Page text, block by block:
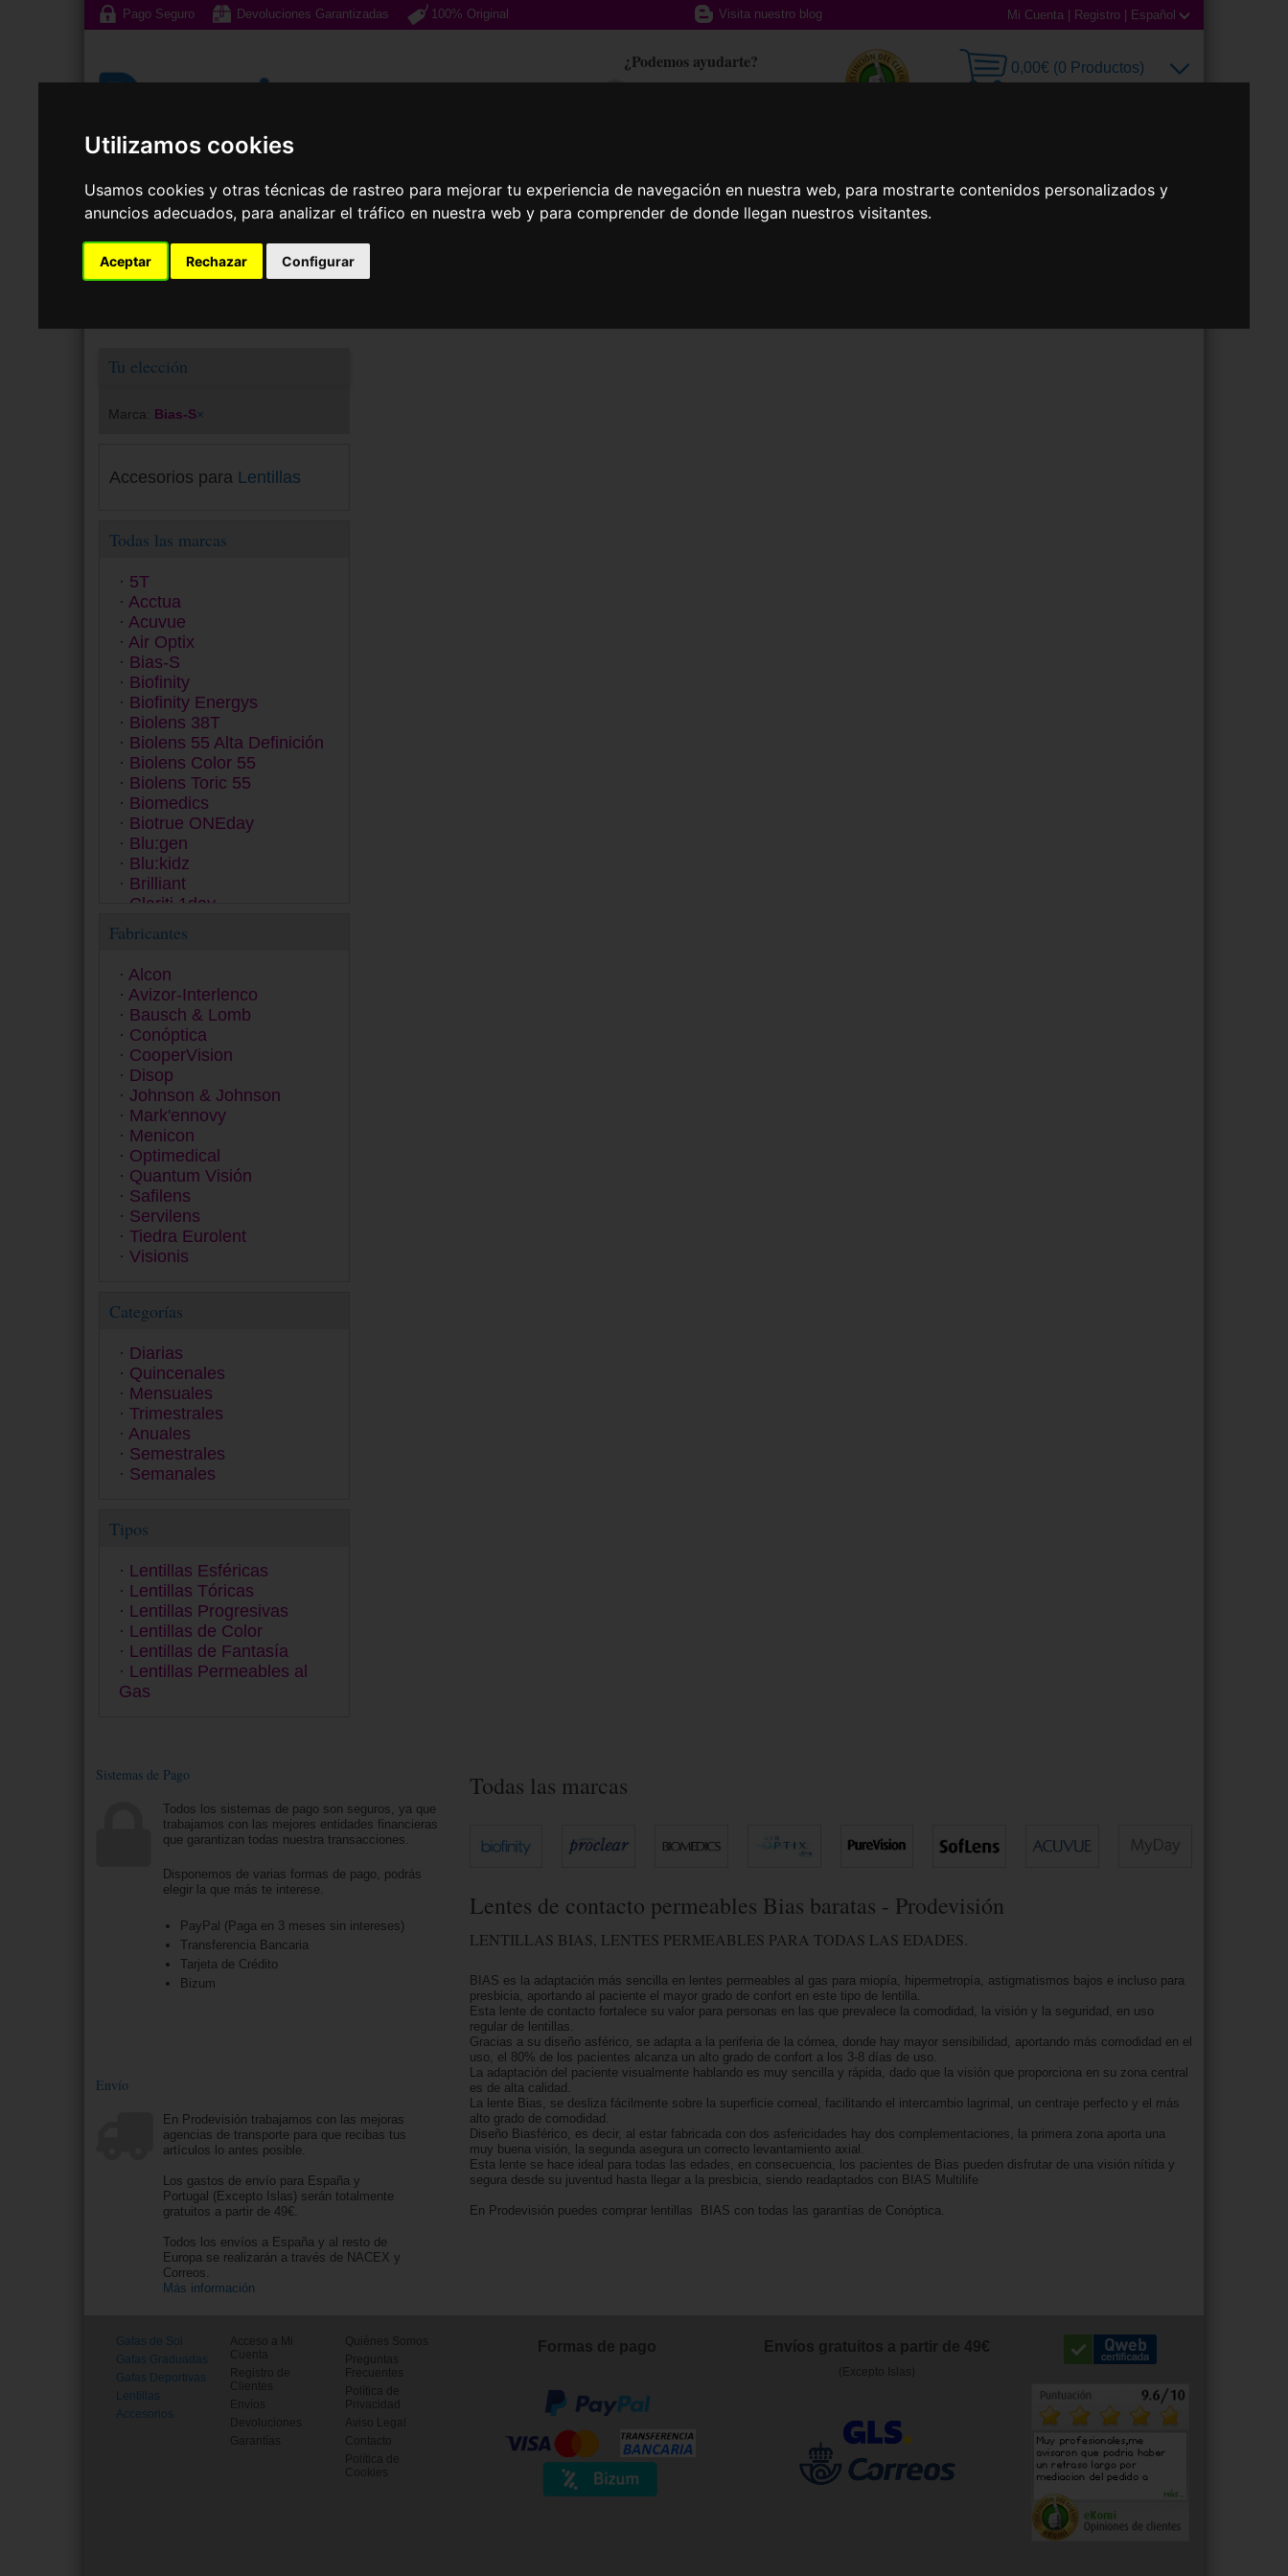
Utilizamos cookies
Usamos cookies y otras técnicas de rastreo para mejorar tu experiencia de navegación en nuestra web, para mostrarte contenidos personalizados y
anuncios adecuados, para analizar el tráfico en nuestra web y para comprender de donde llegan nuestros visitantes.
Aceptar Rechazar Configurar
Pago Seguro Devoluciones Garantizadas 100% Original Visita nuestro blog Mi Cuenta Registro Español
¿Podemos ayudarte? 0,00€ (0 Productos)
Gafas de Sol Gafas Graduadas Gafas Deportivas Lentillas Accesorios
Tu elección
Marca: Bias-S×
Accesorios para Lentillas
Todas las marcas
5T
Acctua
Acuvue
Air Optix
Bias-S
Biofinity
Biofinity Energys
Biolens 38T
Biolens 55 Alta Definición
Biolens Color 55
Biolens Toric 55
Biomedics
Biotrue ONEday
Blu:gen
Blu:kidz
Brilliant
Clariti 1day
Clear 38
ColourVUE
Contact
Dailies
Equilibria
ET 43
Exacta
Extrema
Eyesoft
Freshlook
Fusion
Gentle 59
Gentle 80
GP
Hidro Health
Horizont
Inno
Lens
MyDay
Myvision Júnior
Myvision Max
Premio
Proclear
PureVision
Quattro
Safe-Gel
Safeline 55 A
SPH 5 Anual
Zero 6
Fabricantes
Alcon
Avizor-Interlenco
Bausch & Lomb
Conóptica
CooperVision
Disop
Johnson & Johnson
Mark'ennovy
Menicon
Optimedical
Quantum Visión
Safilens
Servilens
Tiedra Eurolent
Visionis
Categorías
Diarias
Quincenales
Mensuales
Trimestrales
Anuales
Semestrales
Semanales
Tipos
Lentillas Esféricas
Lentillas Tóricas
Lentillas Progresivas
Lentillas de Color
Lentillas de Fantasía
Lentillas Permeables al
Gas
Todas las marcas
Lentes de contacto permeables Bias baratas - Prodevisión
LENTILLAS BIAS, LENTES PERMEABLES PARA TODAS LAS EDADES.
BIAS es la adaptación más sencilla en lentes permeables al gas para miopía, hipermetropía, astigmatismos bajos e incluso para
presbicia, aportando al paciente el mayor grado de confort en este tipo de lentilla.
Esta lente de contacto fortalece su valor para personas en las que prevalece la comodidad, la visión y la seguridad, en uso
regular de lentillas.
Gracias a su diseño asférico, se adapta a la periferia de la córnea, donde hay mayor sensibilidad, aportando más comodidad en el
uso, el 80% de los pacientes alcanza un alto grado de confort a los 3-8 días de uso.
La adaptación del paciente visualmente hablando es muy sencilla y rápida, dado que la visión que proporciona en su zona central
es de alta calidad.
La lente Bias, se desliza fácilmente sobre la superficie corneal, facilitando el intercambio lagrimal, un centraje perfecto y el más
alto grado de comodidad.
Diseño Biasférico, es decir, al estar fabricada con dos asfericidades hay dos complementaciones, la primera zona aporta una
muy buena visión, la segunda asegura un correcto levantamiento axial.
Esta lente se hace ideal para todas las edades, en consecuencia, los pacientes de Bias pueden disfrutar de una visión nítida y
segura desde su juventud hasta llegar a la presbicia, siendo readaptados con BIAS Multilife
En Prodevisión puedes comprar lentillas BIAS con todas las garantías de Conóptica.
Sistemas de Pago
Todos los sistemas de pago son seguros, ya que
trabajamos con las mejores entidades financieras
que garantizan todas nuestra transacciones.
Disponemos de varias formas de pago, podrás
elegir la que más te interese.
PayPal (Paga en 3 meses sin intereses)
Transferencia Bancaria
Tarjeta de Crédito
Bizum
Envío
En Prodevisión trabajamos con las mejoras
agencias de transporte para que recibas tus
artículos lo antes posible.
Los gastos de envío para España y
Portugal (Excepto Islas) serán totalmente
gratuitos a partir de 49€.
Todos los envíos a España y al resto de
Europa se realizarán a través de NACEX y
Correos.
Más información
Gafas de Sol
Gafas Graduadas
Gafas Deportivas
Lentillas
Accesorios
Acceso a Mi
Cuenta
Registro de
Clientes
Envíos
Devoluciones
Garantías
Quiénes Somos
Preguntas
Frecuentes
Política de
Privacidad
Aviso Legal
Contacto
Política de
Cookies
Formas de pago Envíos gratuitos a partir de 49€
(Excepto Islas)